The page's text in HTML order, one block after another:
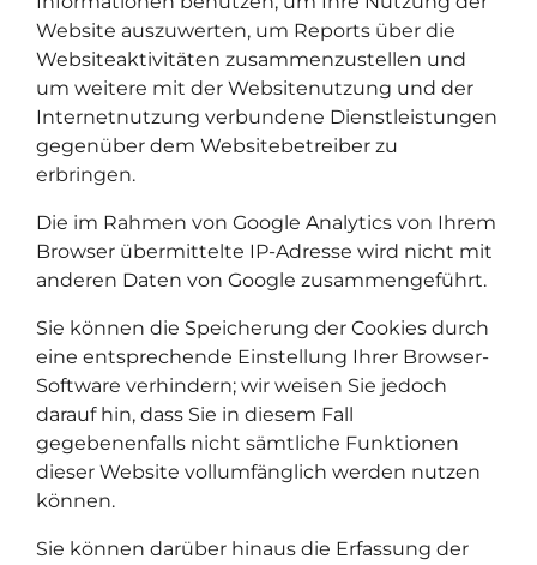
Website auszuwerten, um Reports über die
Websiteaktivitäten zusammenzustellen und
um weitere mit der Websitenutzung und der
Internetnutzung verbundene Dienstleistungen
gegenüber dem Websitebetreiber zu
erbringen.
Die im Rahmen von Google Analytics von Ihrem
Browser übermittelte IP-Adresse wird nicht mit
anderen Daten von Google zusammengeführt.
Sie können die Speicherung der Cookies durch
eine entsprechende Einstellung Ihrer Browser-
Software verhindern; wir weisen Sie jedoch
darauf hin, dass Sie in diesem Fall
gegebenenfalls nicht sämtliche Funktionen
dieser Website vollumfänglich werden nutzen
können.
Sie können darüber hinaus die Erfassung der